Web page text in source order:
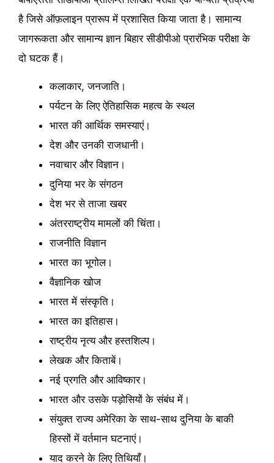
है जिसे ऑफ़लाइन प्रारूप में प्रशासित किया जाता है। सामान्य
जागरूकता और सामान्य ज्ञान बिहार सीडीपीओ प्रारंभिक परीक्षा के
दो घटक हैं।
कलाकार, जनजाति।
पर्यटन के लिए ऐतिहासिक महत्व के स्थल
भारत की आर्थिक समस्याएं।
देश और उनकी राजधानी।
नवाचार और विज्ञान।
दुनिया भर के संगठन
देश भर से ताजा खबर
अंतरराष्ट्रीय मामलों की चिंता।
राजनीति विज्ञान
भारत का भूगोल।
वैज्ञानिक खोज
भारत में संस्कृति।
भारत का इतिहास।
राष्ट्रीय नृत्य और हस्तशिल्प।
लेखक और किताबें।
नई प्रगति और आविष्कार।
भारत और उसके पड़ोसियों के संबंध में।
संयुक्त राज्य अमेरिका के साथ-साथ दुनिया के बाकी
हिस्सों में वर्तमान घटनाएं।
याद करने के लिए तिथियाँ।